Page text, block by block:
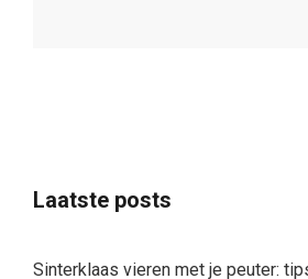
Laatste posts
Sinterklaas vieren met je peuter: